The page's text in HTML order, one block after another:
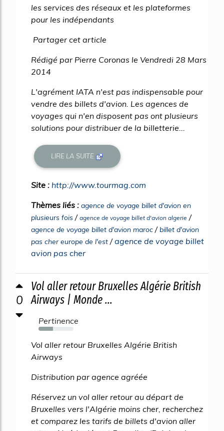
les services des réseaux et les plateformes
pour les indépendants
Partager cet article
Rédigé par Pierre Coronas le Vendredi 28 Mars
2014
L'agrément IATA n'est pas indispensable pour
vendre des billets d'avion. Les agences de
voyages qui n'en disposent pas ont plusieurs
solutions pour distribuer de la billetterie...
LIRE LA SUITE
Site : http://www.tourmag.com
Thèmes liés : agence de voyage billet d'avion en
plusieurs fois / agence de voyage billet d'avion algerie /
agence de voyage billet d'avion maroc /billet d'avion
pas cher europe de l'est /agence de voyage billet
avion pas cher
0
Vol aller retour Bruxelles Algérie British
Airways | Monde ...
Pertinence
42%
Vol aller retour Bruxelles Algérie British
Airways
Distribution par agence agréée
Réservez un vol aller retour au départ de
Bruxelles vers l'Algérie moins cher, recherchez
et comparez les tarifs de billets d'avion aller